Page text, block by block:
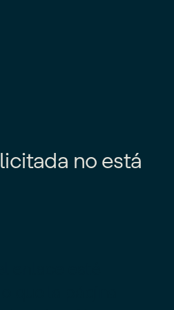
licitada no está